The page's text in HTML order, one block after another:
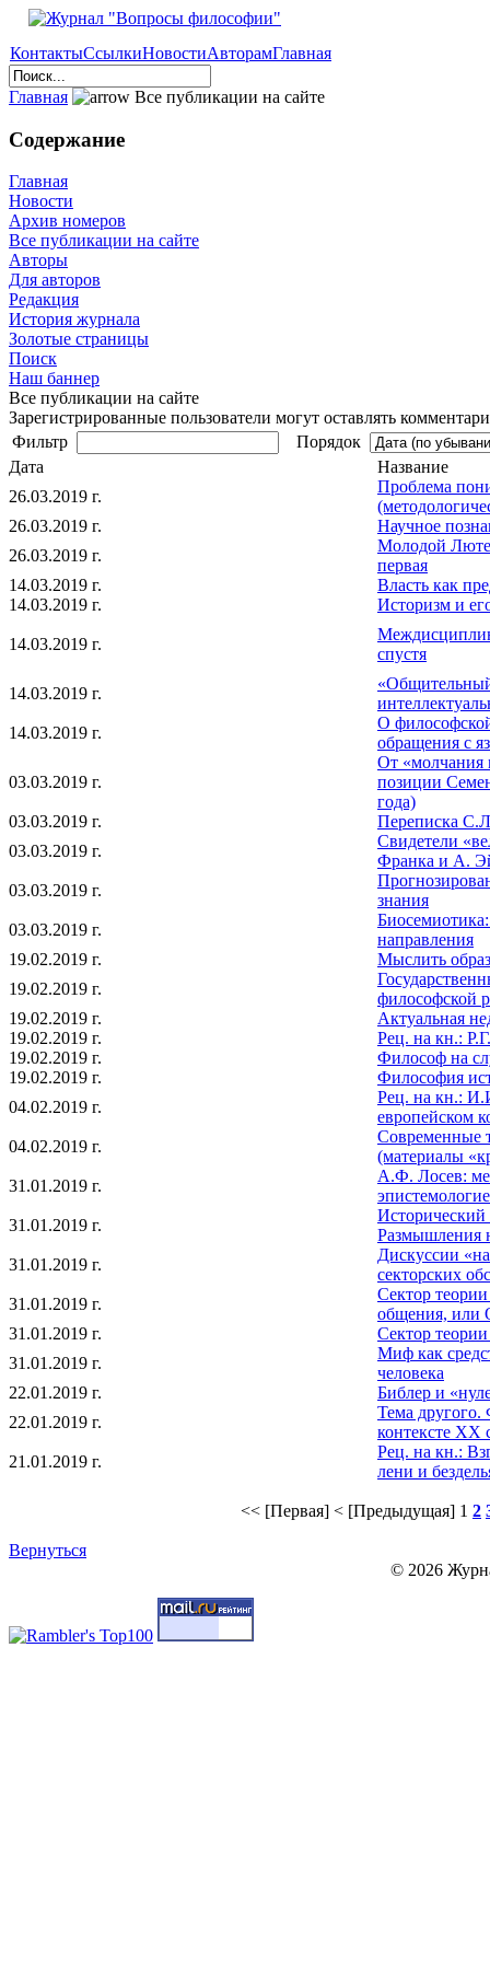
КонтактыСсылкиНовостиАвторамГлавная
Главная Все публикации на сайте
Содержание
Главная
Новости
Архив номеров
Все публикации на сайте
Авторы
Для авторов
Редакция
История журнала
Золотые страницы
Поиск
Наш баннер
Все публикации на сайте
Зарегистрированные пользователи могут оставлять
Фильтр
Порядок
Дата
Название
26.03.2019 г.
Проблема
26.03.2019 г.
Научное
26.03.2019 г.
Молодой
первая
14.03.2019 г.
Власть как
14.03.2019 г.
Историзм и
14.03.2019 г.
спустя
14.03.2019 г.
14.03.2019 г.
О
обращения с
03.03.2019 г.
От «молчания
позиции
года)
03.03.2019 г.
Переписка
03.03.2019 г.
Свидетели
Франка и А.
03.03.2019 г.
знания
03.03.2019 г.
направления
19.02.2019 г.
Мыслить
19.02.2019 г.
философской
19.02.2019 г.
Актуальная
19.02.2019 г.
Рец. на кн.:
19.02.2019 г.
Философ на
19.02.2019 г.
Философия
04.02.2019 г.
Рец. на кн.:
европейском
04.02.2019 г.
Современные
(материалы
31.01.2019 г.
А.Ф. Лосев:
31.01.2019 г.
Исторический
Размышления
31.01.2019 г.
Дискуссии
секторских
31.01.2019 г.
Сектор
общения, или
31.01.2019 г.
Сектор
31.01.2019 г.
Миф как
человека
22.01.2019 г.
Библер и
22.01.2019 г.
Тема
контексте XX
21.01.2019 г.
Рец. на кн.:
лени и
<< [Первая] < [Предыдущая] 1 2
Вернуться
© 2026